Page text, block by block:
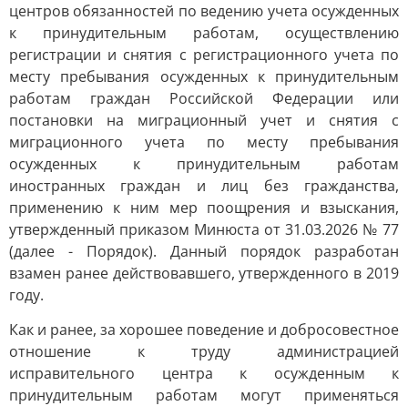
центров обязанностей по ведению учета осужденных
к принудительным работам, осуществлению
регистрации и снятия с регистрационного учета по
месту пребывания осужденных к принудительным
работам граждан Российской Федерации или
постановки на миграционный учет и снятия с
миграционного учета по месту пребывания
осужденных к принудительным работам
иностранных граждан и лиц без гражданства,
применению к ним мер поощрения и взыскания,
утвержденный приказом Минюста от 31.03.2026 № 77
(далее - Порядок). Данный порядок разработан
взамен ранее действовавшего, утвержденного в 2019
году.
Как и ранее, за хорошее поведение и добросовестное
отношение к труду администрацией
исправительного центра к осужденным к
принудительным работам могут применяться